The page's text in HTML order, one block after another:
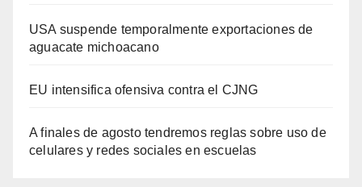
USA suspende temporalmente exportaciones de
aguacate michoacano
EU intensifica ofensiva contra el CJNG
A finales de agosto tendremos reglas sobre uso de
celulares y redes sociales en escuelas